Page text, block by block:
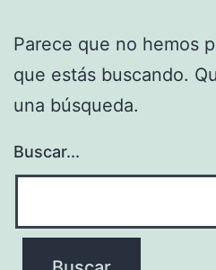
Parece que no hemos
que estás buscando.
una búsqueda.
Buscar...